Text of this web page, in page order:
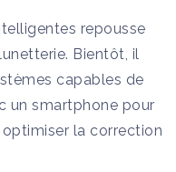
repousse
Bientôt, il
capables de
un smartphone pour
la correction